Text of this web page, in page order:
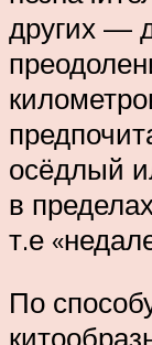
других —
осёдлый
в
т.е
По